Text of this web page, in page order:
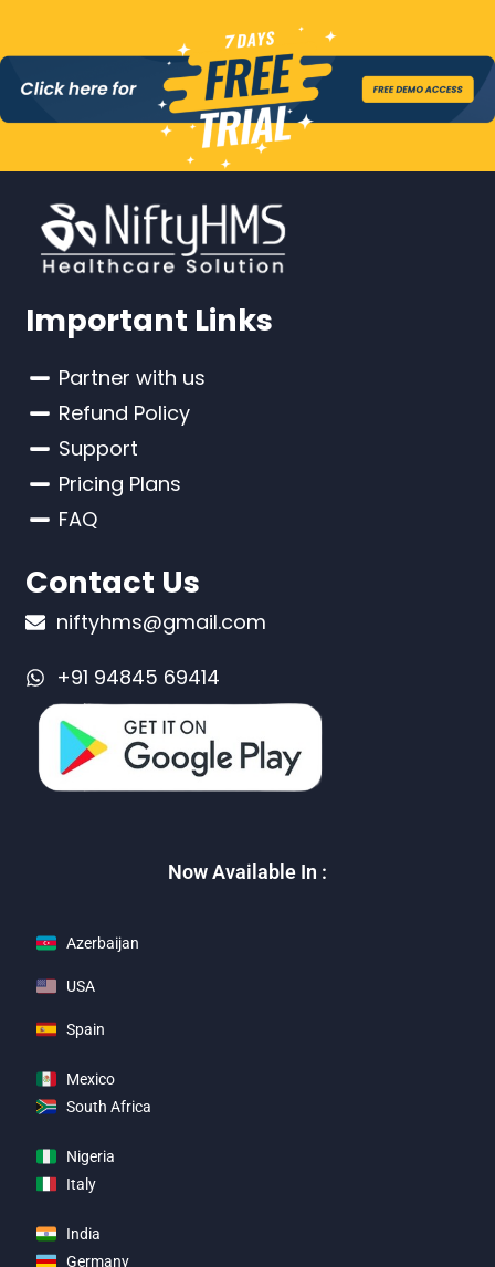
Important Links
Partner with us
Refund Policy
Support
Pricing Plans
FAQ
Contact Us
niftyhms@gmail.com
+91 94845 69414
Now Available In :
Azerbaijan
USA
Spain
Mexico
South Africa
Nigeria
Italy
India
Germany